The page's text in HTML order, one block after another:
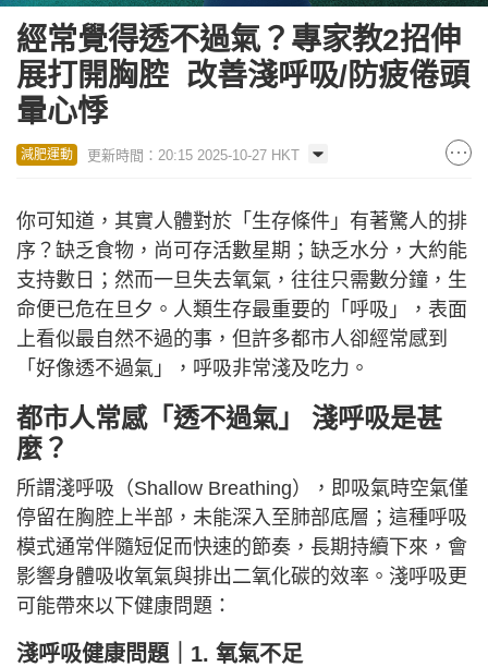
經常覺得透不過氣？專家教2招伸
展打開胸腔 改善淺呼吸/防疲倦頭
暈心悸
減肥運動 更新時間：20:15 2025-10-27 HKT
你可知道，其實人體對於「生存條件」有著驚人的排
序？缺乏食物，尚可存活數星期；缺乏水分，大約能
支持數日；然而一旦失去氧氣，往往只需數分鐘，生
命便已危在旦夕。人類生存最重要的「呼吸」，表面
上看似最自然不過的事，但許多都市人卻經常感到
「好像透不過氣」，呼吸非常淺及吃力。
都市人常感「透不過氣」 淺呼吸是甚
麼？
所謂淺呼吸（Shallow Breathing），即吸氣時空氣僅
停留在胸腔上半部，未能深入至肺部底層；這種呼吸
模式通常伴隨短促而快速的節奏，長期持續下來，會
影響身體吸收氧氣與排出二氧化碳的效率。淺呼吸更
可能帶來以下健康問題：
淺呼吸健康問題｜1. 氧氣不足